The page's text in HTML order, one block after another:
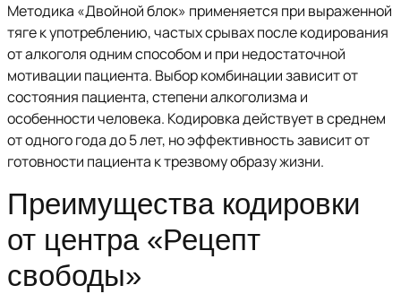
Методика «Двойной блок» применяется при выраженной
тяге к употреблению, частых срывах после кодирования
от алкоголя одним способом и при недостаточной
мотивации пациента. Выбор комбинации зависит от
состояния пациента, степени алкоголизма и
особенности человека. Кодировка действует в среднем
от одного года до 5 лет, но эффективность зависит от
готовности пациента к трезвому образу жизни.
Преимущества кодировки
от центра «Рецепт
свободы»